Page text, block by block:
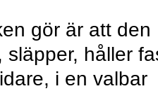
gör är att den
släpper, håller
i en valbar